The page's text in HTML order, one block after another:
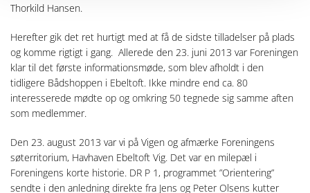
Thorkild Hansen.
Herefter gik det ret hurtigt med at få de sidste tilladelser på plads
og komme rigtigt i gang. Allerede den 23. juni 2013 var Foreningen
klar til det første informationsmøde, som blev afholdt i den
tidligere Bådshoppen i Ebeltoft. Ikke mindre end ca. 80
interesserede mødte op og omkring 50 tegnede sig samme aften
som medlemmer.
Den 23. august 2013 var vi på Vigen og afmærke Foreningens
søterritorium, Havhaven Ebeltoft Vig. Det var en milepæl i
Foreningens korte historie. DR P 1, programmet ”Orientering”
sendte i den anledning direkte fra Jens og Peter Olsens kutter